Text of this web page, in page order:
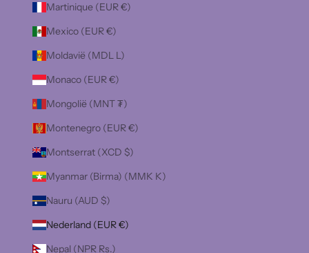
Martinique (EUR €)
Mexico (EUR €)
Moldavië (MDL L)
Monaco (EUR €)
Mongolië (MNT ₮)
Montenegro (EUR €)
Montserrat (XCD $)
Myanmar (Birma) (MMK K)
Nauru (AUD $)
Nederland (EUR €)
Nepal (NPR Rs.)